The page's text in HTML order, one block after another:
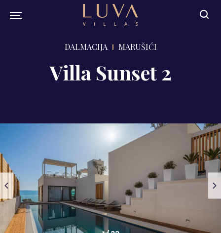
DALMACIJA MARUŠIĆI
Villa Sunset 2